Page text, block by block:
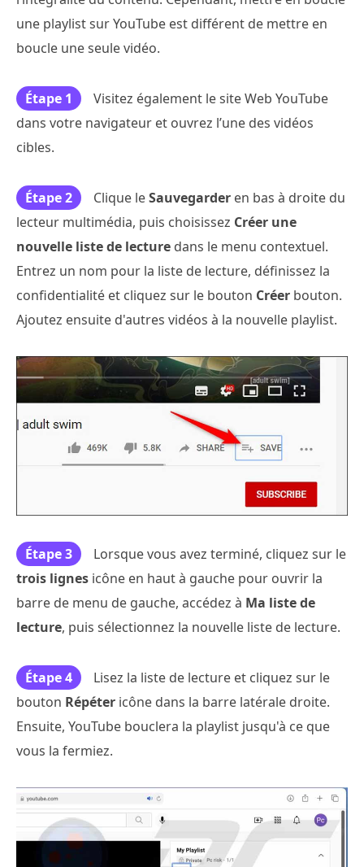
une playlist sur YouTube est différent de mettre en
boucle une seule vidéo.
Étape 1
Visitez également le site Web YouTube
dans votre navigateur et ouvrez l’une des vidéos
cibles.
Étape 2 Clique leSauvegarder en bas à droite du
lecteur multimédia, puis choisissez Créer une
nouvelle liste de lecture dans le menu contextuel.
Entrez un nom pour la liste de lecture, définissez la
confidentialité et cliquez sur le bouton Créer bouton.
Ajoutez ensuite d'autres vidéos à la nouvelle playlist.
Étape 3
Lorsque vous avez terminé, cliquez sur le
trois lignes icône en haut à gauche pour ouvrir la
barre de menu de gauche, accédez à Ma liste de
lecture, puis sélectionnez la nouvelle liste de lecture.
Étape 4
Lisez la liste de lecture et cliquez sur le
bouton Répéter icône dans la barre latérale droite.
Ensuite, YouTube bouclera la playlist jusqu'à ce que
vous la fermiez.